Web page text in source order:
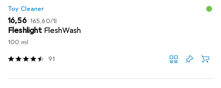
Toy Cleaner
EUR
16,56 EUR
165,60/1l
Fleshlight FleshWash
100 ml
91